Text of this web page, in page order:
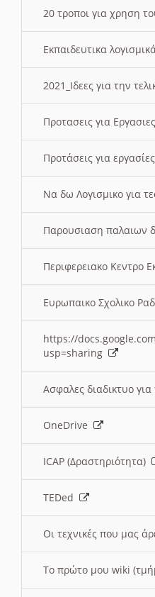
20 τροποι για χρηση
Εκπαιδευτικα
2021_Ιδεες για την
Προτασεις για
Προτάσεις για
Να δω Λογισμικο για
Παρουσιαση παλαιων
Περιφερειακο Κεντρο
Ευρωπαικο Σχολικο
https://
usp=sharing
Ασφαλες διαδικτυο
OneDrive
ICAP (Δραστηριότητα)
TEDed
Οι τεχνικές που μας
Το πρώτο μου wiki